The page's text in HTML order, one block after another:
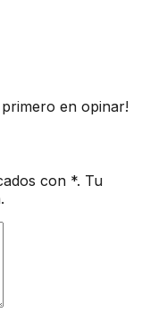
en opinar!
con *. Tu